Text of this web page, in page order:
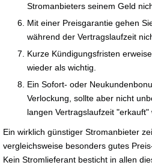
Stromanbieters seinem Geld
Mit einer Preisgarantie gehen
während der Vertragslaufzeit
Kurze Kündigungsfristen
wieder als wichtig.
Ein Sofort- oder
Verlockung, sollte aber nicht
langen Vertragslaufzeit "erkauft"
Ein wirklich günstiger Stromanbieter
vergleichsweise besonders gutes
Kein Stromlieferant besticht in allen